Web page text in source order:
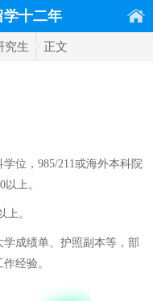
学十二年
究生 正文
位，985/211或海外本科院
上。
。
成绩单、护照副本等，部
经验。